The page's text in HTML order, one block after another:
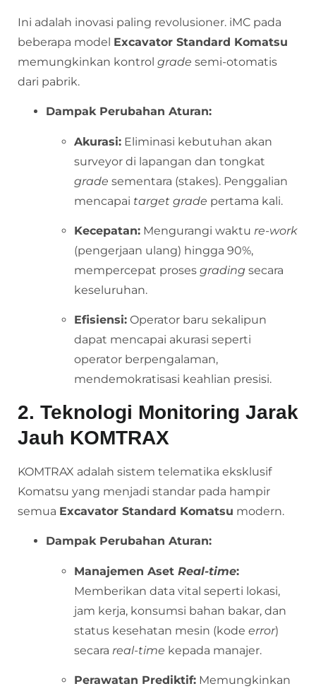
Ini adalah inovasi paling revolusioner. iMC pada
beberapa model Excavator Standard Komatsu
memungkinkan kontrol grade semi-otomatis
dari pabrik.
Dampak Perubahan Aturan:
Akurasi: Eliminasi kebutuhan akan
surveyor di lapangan dan tongkat
grade sementara (stakes). Penggalian
mencapai target grade pertama kali.
Kecepatan: Mengurangi waktu re-work
(pengerjaan ulang) hingga 90%,
mempercepat proses grading secara
keseluruhan.
Efisiensi: Operator baru sekalipun
dapat mencapai akurasi seperti
operator berpengalaman,
mendemokratisasi keahlian presisi.
2. Teknologi Monitoring Jarak
Jauh KOMTRAX
KOMTRAX adalah sistem telematika eksklusif
Komatsu yang menjadi standar pada hampir
semua Excavator Standard Komatsu modern.
Dampak Perubahan Aturan:
Manajemen Aset Real-time:
Memberikan data vital seperti lokasi,
jam kerja, konsumsi bahan bakar, dan
status kesehatan mesin (kode error)
secara real-time kepada manajer.
Perawatan Prediktif: Memungkinkan